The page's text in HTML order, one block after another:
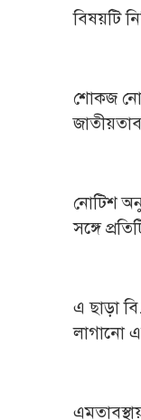
বিষয়টি
শোকজ
নোটিশ
সঙ্গে
এ ছাড়া
লাগানো